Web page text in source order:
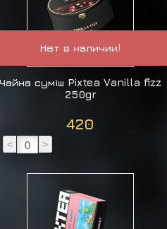
Нет в наличии!
Чайна суміш Pixtea Vanilla fizz
250gr
420
< >